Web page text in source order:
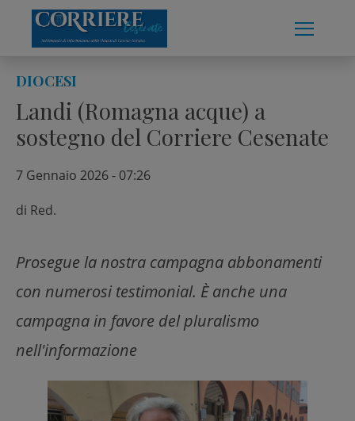
content
DIOCESI
Landi (Romagna acque) a
sostegno del Corriere Cesenate
7 Gennaio 2026 - 07:26
di Red.
Prosegue la nostra campagna abbonamenti
con numerosi testimonial. È anche una
campagna in favore del pluralismo
nell'informazione